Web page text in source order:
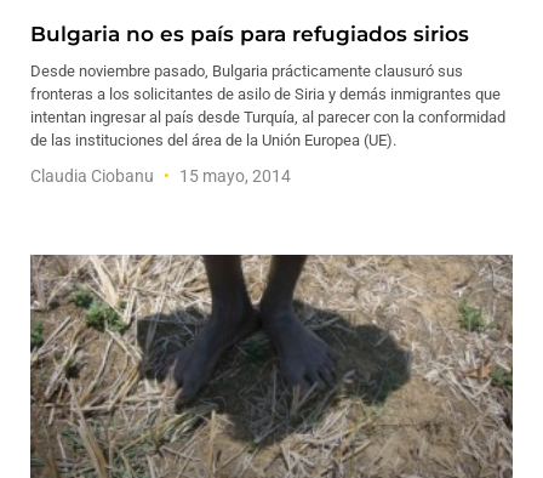
Bulgaria no es país para refugiados sirios
Desde noviembre pasado, Bulgaria prácticamente clausuró sus
fronteras a los solicitantes de asilo de Siria y demás inmigrantes que
intentan ingresar al país desde Turquía, al parecer con la conformidad
de las instituciones del área de la Unión Europea (UE).
Claudia Ciobanu 15 mayo, 2014